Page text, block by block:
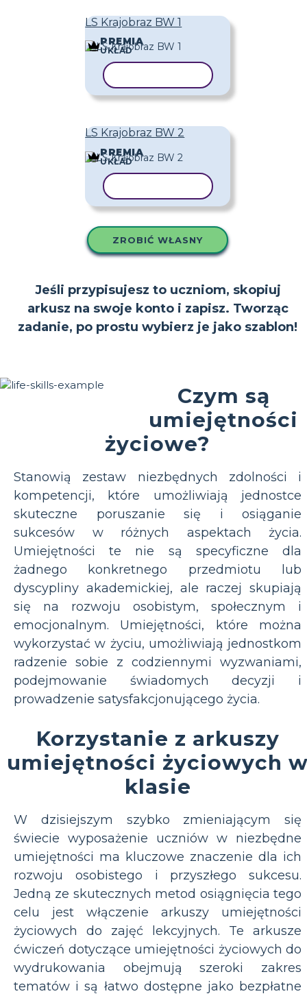
LS Krajobraz BW 1
PREMIA
UKŁAD
LS Krajobraz BW 2
PREMIA
UKŁAD
ZROBIĆ WŁASNY
Jeśli przypisujesz to uczniom, skopiuj
arkusz na swoje konto i zapisz. Tworząc
zadanie, po prostu wybierz je jako szablon!
Czym są
umiejętności
życiowe?
Stanowią zestaw niezbędnych zdolności i
kompetencji, które umożliwiają jednostce
skuteczne poruszanie się i osiąganie
sukcesów w różnych aspektach życia.
Umiejętności te nie są specyficzne dla
żadnego konkretnego przedmiotu lub
dyscypliny akademickiej, ale raczej skupiają
się na rozwoju osobistym, społecznym i
emocjonalnym. Umiejętności, które można
wykorzystać w życiu, umożliwiają jednostkom
radzenie sobie z codziennymi wyzwaniami,
podejmowanie świadomych decyzji i
prowadzenie satysfakcjonującego życia.
Korzystanie z arkuszy
umiejętności życiowych
klasie
W dzisiejszym szybko zmieniającym się
świecie wyposażenie uczniów w niezbędne
umiejętności ma kluczowe znaczenie dla ich
rozwoju osobistego i przyszłego sukcesu.
Jedną ze skutecznych metod osiągnięcia tego
celu jest włączenie arkuszy umiejętności
życiowych do zajęć lekcyjnych. Te arkusze
ćwiczeń dotyczące umiejętności życiowych do
wydrukowania obejmują szeroki zakres
tematów i są łatwo dostępne jako bezpłatne